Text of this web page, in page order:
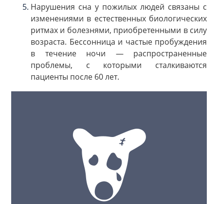
Нарушения сна у пожилых людей связаны с
изменениями в естественных биологических
ритмах и болезнями, приобретенными в силу
возраста. Бессонница и частые пробуждения
в течение ночи — распространенные
проблемы, с которыми сталкиваются
пациенты после 60 лет.